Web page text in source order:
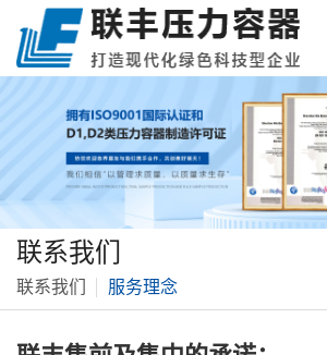
联系我们
联系我们 服务理念